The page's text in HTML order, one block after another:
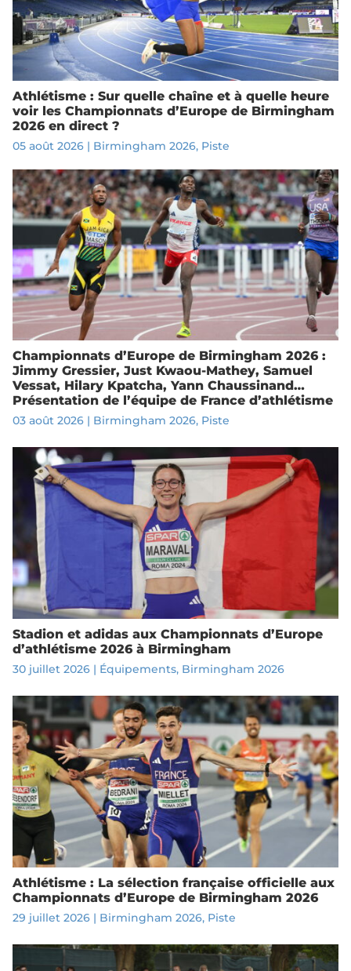
Athlétisme : Sur quelle chaîne et à quelle heure
voir les Championnats d’Europe de Birmingham
2026 en direct ?
05 août 2026| Birmingham 2026, Piste
Championnats d’Europe de Birmingham 2026 :
Jimmy Gressier, Just Kwaou-Mathey, Samuel
Vessat, Hilary Kpatcha, Yann Chaussinand…
Présentation de l’équipe de France d’athlétisme
03 août 2026| Birmingham 2026, Piste
Stadion et adidas aux Championnats d’Europe
d’athlétisme 2026 à Birmingham
30 juillet 2026| Équipements, Birmingham 2026
Athlétisme : La sélection française officielle aux
Championnats d’Europe de Birmingham 2026
29 juillet 2026| Birmingham 2026, Piste